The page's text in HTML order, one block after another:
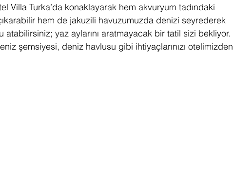
Villa Turka’da konaklayarak hem akvuryum tadındaki
hem de jakuzili havuzumuzda denizi seyrederek
yaz aylarını aratmayacak bir tatil sizi bekliyor.
şemsiyesi, deniz havlusu gibi ihtiyaçlarınızı otelimizden